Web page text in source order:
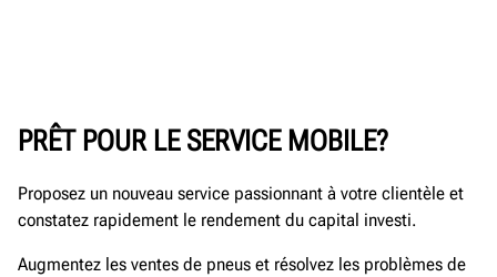
PRÊT POUR LE SERVICE MOBILE?
Proposez un nouveau service passionnant à votre clientèle et
constatez rapidement le rendement du capital investi.
Augmentez les ventes de pneus et résolvez les problèmes de